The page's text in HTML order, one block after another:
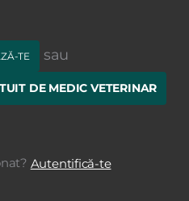
TE sau
DE MEDIC VETERINAR
Autentifică-te